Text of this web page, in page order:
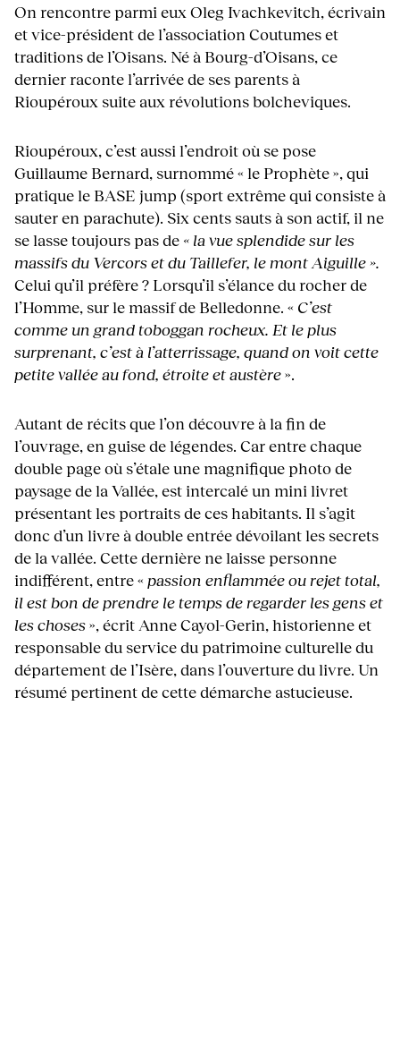
On rencontre parmi eux Oleg Ivachkevitch, écrivain
et vice-président de l’association Coutumes et
traditions de l’Oisans. Né à Bourg-d’Oisans, ce
dernier raconte l’arrivée de ses parents à
Rioupéroux suite aux révolutions bolcheviques.
Rioupéroux, c’est aussi l’endroit où se pose
Guillaume Bernard, surnommé « le Prophète », qui
pratique le BASE jump (sport extrême qui consiste à
sauter en parachute). Six cents sauts à son actif, il ne
se lasse toujours pas de « la vue splendide sur les
massifs du Vercors et du Taillefer, le mont Aiguille ».
Celui qu’il préfère ? Lorsqu’il s’élance du rocher de
l’Homme, sur le massif de Belledonne. « C’est
comme un grand toboggan rocheux. Et le plus
surprenant, c’est à l’atterrissage, quand on voit cette
petite vallée au fond, étroite et austère».
Autant de récits que l’on découvre à la fin de
l’ouvrage, en guise de légendes. Car entre chaque
double page où s’étale une magnifique photo de
paysage de la Vallée, est intercalé un mini livret
présentant les portraits de ces habitants. Il s’agit
donc d’un livre à double entrée dévoilant les secrets
de la vallée. Cette dernière ne laisse personne
indifférent, entre « passion enflammée ou rejet total,
il est bon de prendre le temps de regarder les gens et
les choses», écrit Anne Cayol-Gerin, historienne et
responsable du service du patrimoine culturelle du
département de l’Isère, dans l’ouverture du livre. Un
résumé pertinent de cette démarche astucieuse.